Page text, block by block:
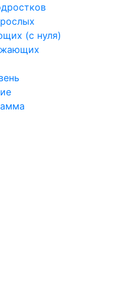
(с нуля)